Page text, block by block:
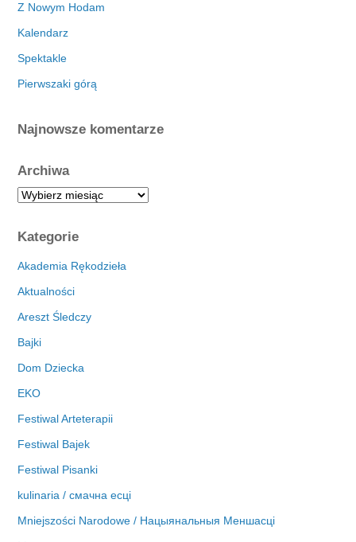
Z Nowym Hodam
Kalendarz
Spektakle
Pierwszaki górą
Najnowsze komentarze
Archiwa
A
h
i
a
Kategorie
Akademia Rękodzieła
Aktualności
Areszt Śledczy
Bajki
Dom Dziecka
EKO
Festiwal Arteterapii
Festiwal Bajek
Festiwal Pisanki
kulinaria / смачна есці
Mniejszości Narodowe / Нацыянальныя Меншасці